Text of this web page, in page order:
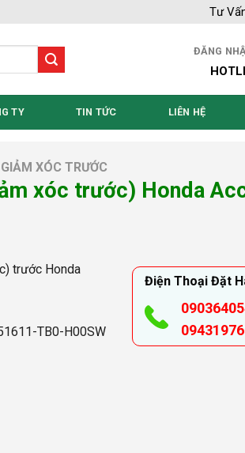
Tư
ĐĂNG
TY TIN TỨC LIÊN HỆ
GIẢM XÓC TRƯỚC
xóc trước) Honda
trước Honda
TB0-H00SW
Điện Thoại Đặt